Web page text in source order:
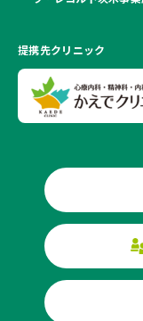
提携先クリニック